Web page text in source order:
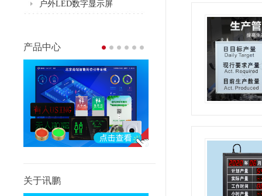
户外LED数字显示屏
产品中心
关于讯鹏